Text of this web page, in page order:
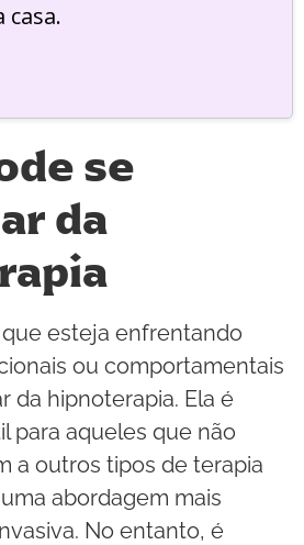
se
da
esteja enfrentando
ou comportamentais
da hipnoterapia. Ela é
para aqueles que não
a outros tipos de terapia
abordagem mais
No entanto, é